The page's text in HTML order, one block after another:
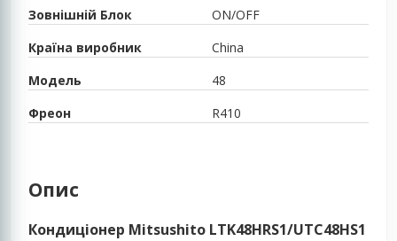
Зовнішній Блок
ON/OFF
Країна виробник
China
Модель
48
Фреон
R410
Опис
Кондиціонер Mitsushito LTK48HRS1/UTC48HS1